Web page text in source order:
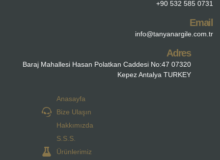
+90 532 585 0731
Email
info@tanyanargile.com.tr
Adres
Baraj Mahallesi Hasan Polatkan Caddesi No:47 07320
Kepez Antalya TURKEY
Anasayfa
Bize Ulaşın
Hakkımızda
S.S.S.
Ürünlerimiz